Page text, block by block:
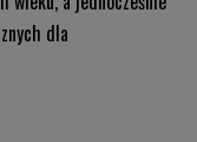
dla